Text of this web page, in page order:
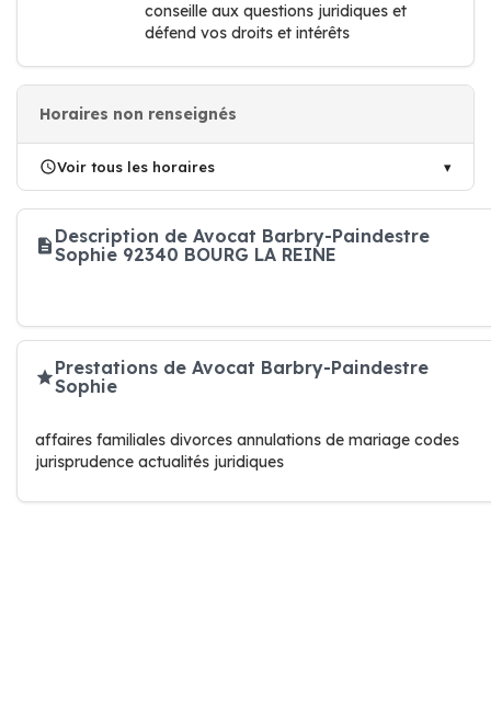
conseille aux questions juridiques et
défend vos droits et intérêts
Horaires non renseignés
Voir tous les horaires
Description de Avocat Barbry-Paindestre
Sophie 92340 BOURG LA REINE
Prestations de Avocat Barbry-Paindestre
Sophie
affaires familiales divorces annulations de mariage codes
jurisprudence actualités juridiques